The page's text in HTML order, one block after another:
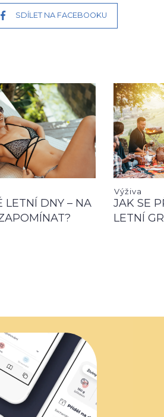
SDÍLET NA FACEBOOKU
LETNÍ DNY – NA
Výživa
JAK SE
LETNÍ